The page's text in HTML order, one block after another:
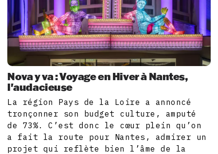
Nova y va : Voyage en Hiver à Nantes,
l'audacieuse
La région Pays de la Loire a annoncé
tronçonner son budget culture, amputé
de 73%. C’est donc le cœur plein qu’on
a fait la route pour Nantes, admirer un
projet qui reflète bien l’âme de la